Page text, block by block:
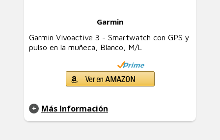
Garmin
Garmin Vivoactive 3 - Smartwatch con GPS y
pulso en la muñeca, Blanco, M/L
Más Información